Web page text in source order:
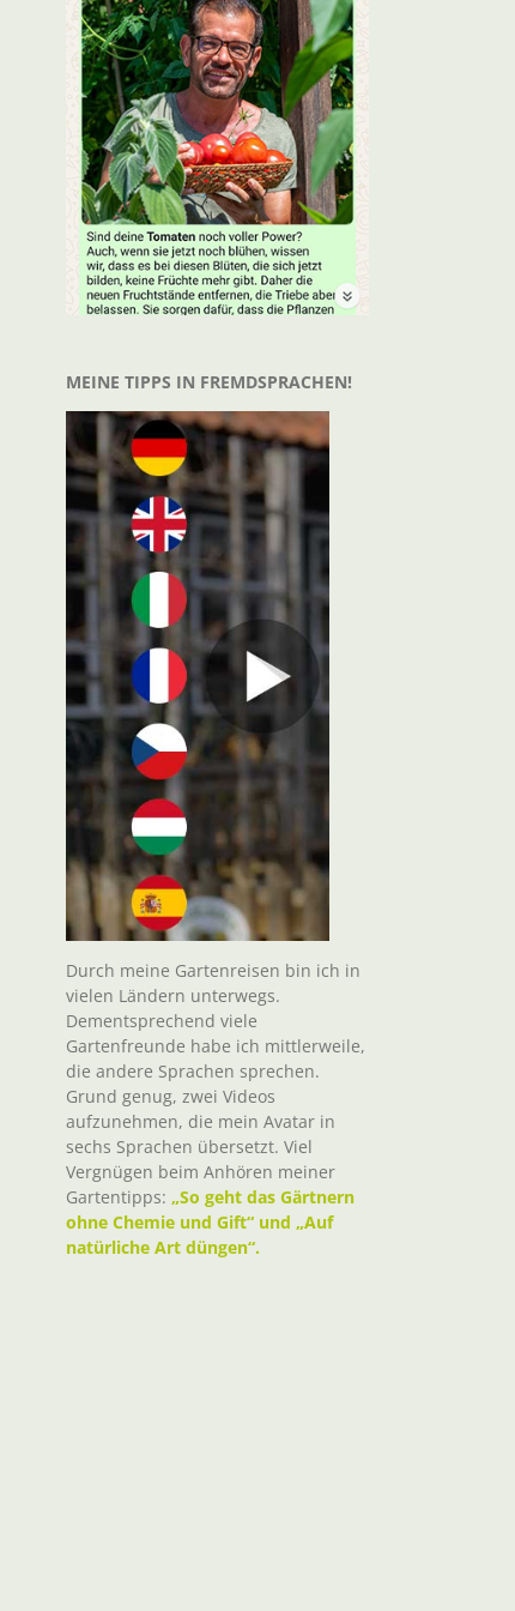
MEINE TIPPS IN FREMDSPRACHEN!
Durch meine Gartenreisen bin ich in
vielen Ländern unterwegs.
Dementsprechend viele
Gartenfreunde habe ich mittlerweile,
die andere Sprachen sprechen.
Grund genug, zwei Videos
aufzunehmen, die mein Avatar in
sechs Sprachen übersetzt. Viel
Vergnügen beim Anhören meiner
Gartentipps: „So geht das Gärtnern
ohne Chemie und Gift“ und „Auf
natürliche Art düngen“.